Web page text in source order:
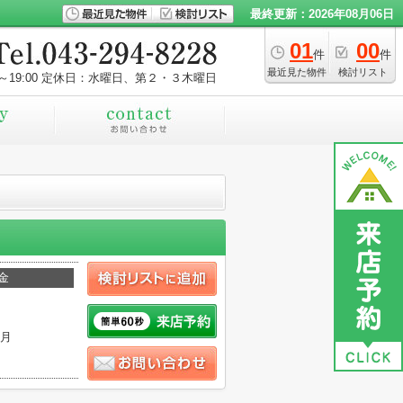
最終更新：2026年08月06日
01件
最近見た物件
00件
検討リスト
19:00 定休日：水曜日、第２・３木曜日